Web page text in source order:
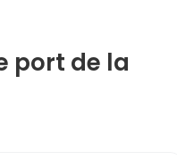
port de la